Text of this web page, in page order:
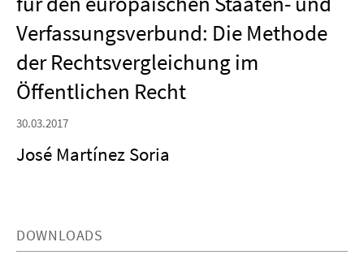
Verfassungsverbund: Die Methode
der Rechtsvergleichung im
Öffentlichen Recht
30.03.2017
José Martínez Soria
DOWNLOADS